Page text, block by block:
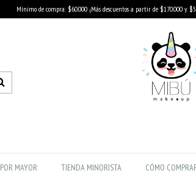
Mínimo de compra: $60.000 ¡Más descuentos a partir de $170.000 y
POR MAYOR TIENDA MINORISTA CÓMO